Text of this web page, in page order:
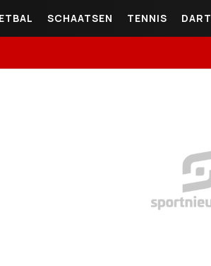
SCHAATSEN TENNIS